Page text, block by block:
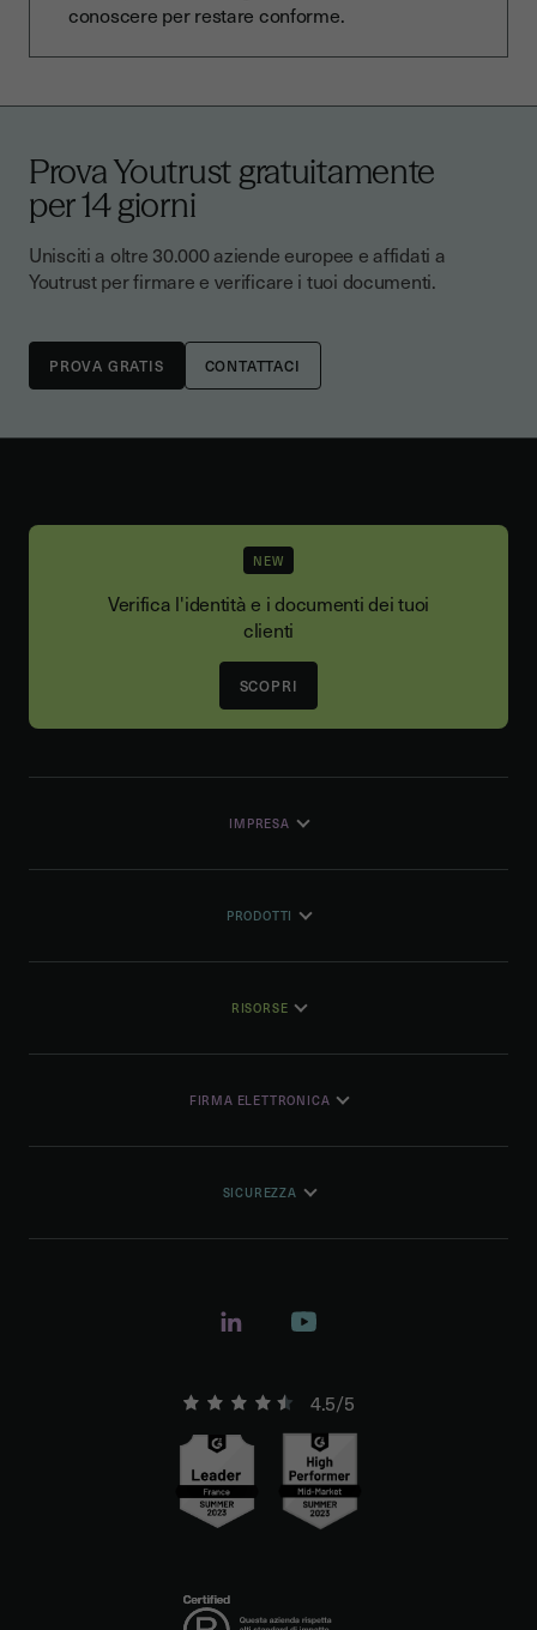
conoscere per restare conforme.
Prova Youtrust gratuitamente
per 14 giorni
Unisciti a oltre 30.000 aziende europee e affidati a
Youtrust per firmare e verificare i tuoi documenti.
CONTATTACI
NEW
Verifica l'identità e i documenti dei tuoi
clienti
SCOPRI
IMPRESA
PRODOTTI
RISORSE
FIRMA ELETTRONICA
SICUREZZA
4.5/5